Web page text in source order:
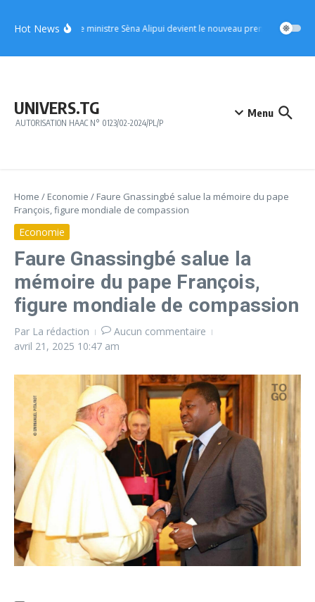
Hot NewsUFC : le ministre Sèna Alipui devient le nouveau premier vice-
UNIVERS.TG
AUTORISATION HAAC N° 0123/02-2024/PL/P
Menu
Home / Economie / Faure Gnassingbé salue la mémoire du pape
François, figure mondiale de compassion
Economie
Faure Gnassingbé salue la
mémoire du pape François,
figure mondiale de compassion
Par La rédaction
Aucun commentaire
avril 21, 2025 10:47 am